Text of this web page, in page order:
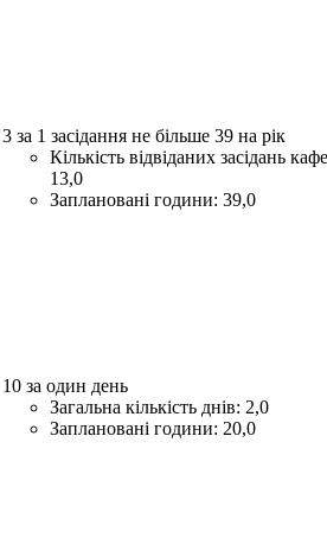
3 за 1 засідання не більше 39 на рік
Кількість відвіданих засідань
13,0
Заплановані години: 39,0
10 за один день
Загальна кількість днів: 2,0
Заплановані години: 20,0